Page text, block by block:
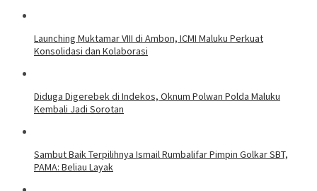
Launching Muktamar VIII di Ambon, ICMI Maluku Perkuat
Konsolidasi dan Kolaborasi
Diduga Digerebek di Indekos, Oknum Polwan Polda Maluku
Kembali Jadi Sorotan
Sambut Baik Terpilihnya Ismail Rumbalifar Pimpin Golkar SBT,
PAMA: Beliau Layak